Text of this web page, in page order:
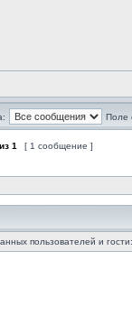
Поле
из 1 [ 1 сообщение ]
пользователей и